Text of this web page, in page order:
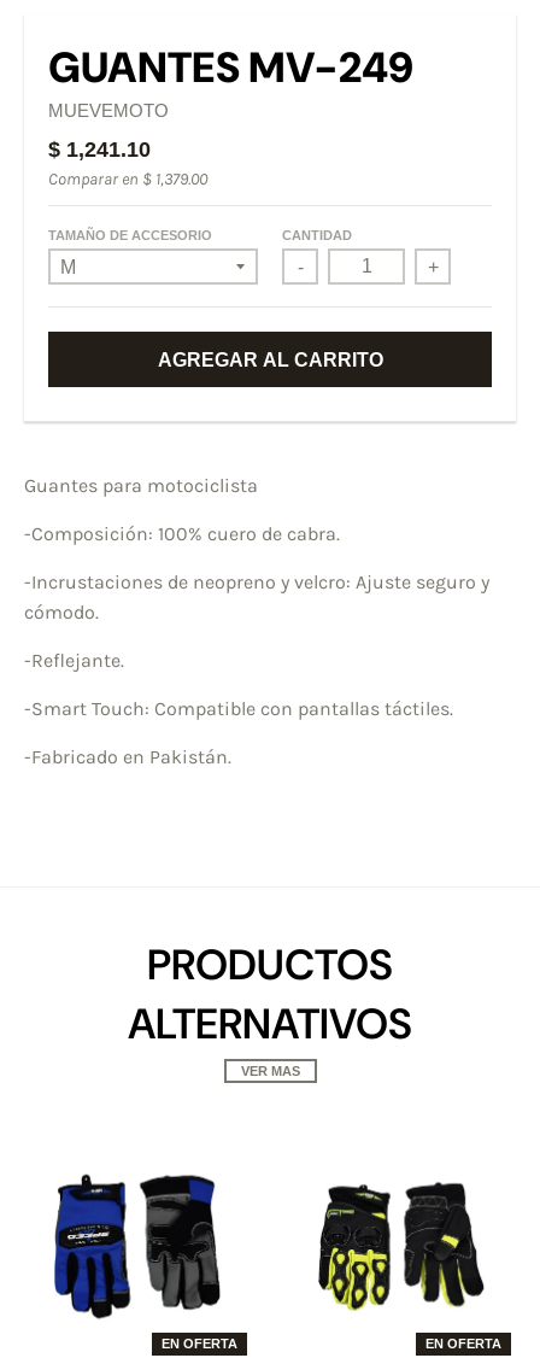
GUANTES MV-249
MUEVEMOTO
$ 1,241.10
Comparar en $ 1,379.00
TAMAÑO DE ACCESORIO CANTIDAD
- +
AGREGAR AL CARRITO
Guantes para motociclista
-Composición: 100% cuero de cabra.
-Incrustaciones de neopreno y velcro: Ajuste seguro y
cómodo.
-Reflejante.
-Smart Touch: Compatible con pantallas táctiles.
-Fabricado en Pakistán.
PRODUCTOS
ALTERNATIVOS
VER MAS
EN OFERTA EN OFERTA